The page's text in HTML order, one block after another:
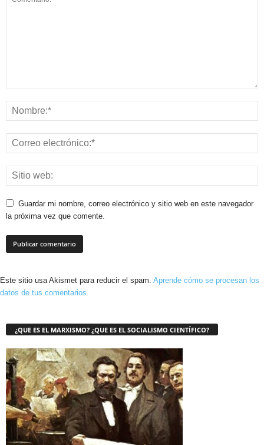
Guardar mi nombre, correo electrónico y sitio web en este navegador
la próxima vez que comente.
Este sitio usa Akismet para reducir el spam. Aprende cómo se procesan los
datos de tus comentarios.
¿QUE ES EL MARXISMO? ¿QUE ES EL SOCIALISMO CIENTÍFICO?